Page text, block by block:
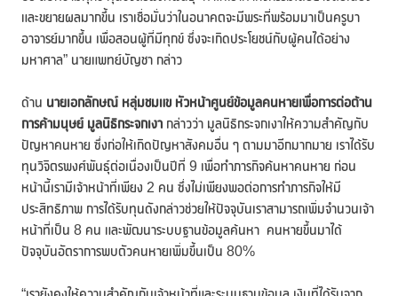
และขยายผลมากขึ้น เราเชื่อมั่นว่าในอนาคตจะมีพระที่พร้อมมาเป็นครูบา
อาจารย์มากขึ้น เพื่อสอนผู้ที่มีทุกข์ ซึ่งจะเกิดประโยชน์กับผู้คนได้อย่าง
มหาศาล” นายแพทย์บัญชา กล่าว
ด้าน นายเอกลักษณ์ หลุ่มชมแข หัวหน้าศูนย์ข้อมูลคนหายเพื่อการต่อต้าน
การค้ามนุษย์ มูลนิธิกระจกเงา กล่าวว่า มูลนิธิกระจกเงาให้ความสำคัญกับ
ปัญหาคนหาย ซึ่งก่อให้เกิดปัญหาสังคมอื่น ๆ ตามมาอีกมากมาย เราได้รับ
ทุนวิจิตรพงศ์พันธุ์ต่อเนื่องเป็นปีที่ 9 เพื่อทำภารกิจค้นหาคนหาย ก่อน
หน้านี้เรามีเจ้าหน้าที่เพียง 2 คน ซึ่งไม่เพียงพอต่อการทำภารกิจให้มี
ประสิทธิภาพ การได้รับทุนดังกล่าวช่วยให้ปัจจุบันเราสามารถเพิ่มจำนวนเจ้า
หน้าที่เป็น 8 คน และพัฒนาระบบฐานข้อมูลค้นหา คนหายขึ้นมาได้
ปัจจุบันอัตราการพบตัวคนหายเพิ่มขึ้นเป็น 80%